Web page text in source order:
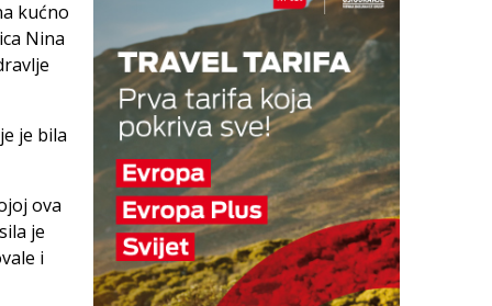
kućno
Nina
je bila
ova
je
i